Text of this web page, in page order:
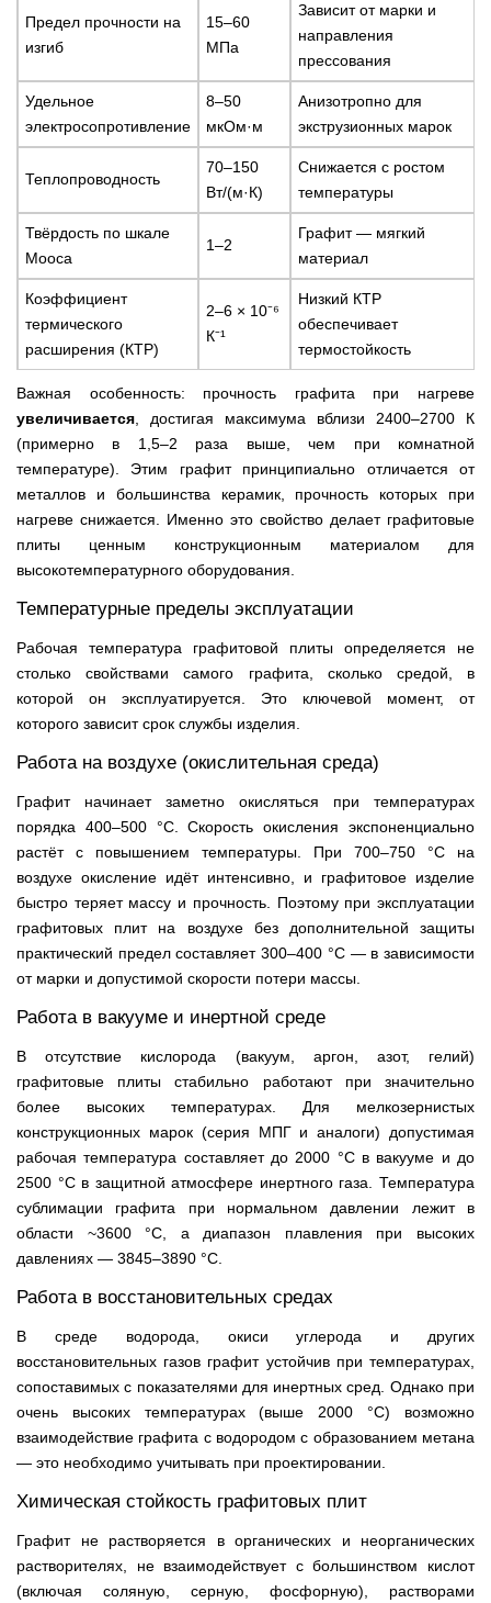
Предел прочности на
изгиб
15–60
МПа
Зависит от марки и
направления
прессования
Удельное
электросопротивление
8–50
мкОм·м
Анизотропно для
экструзионных марок
Теплопроводность
70–150
Вт/(м·К)
Снижается с ростом
температуры
Твёрдость по шкале
Мооса
1–2
Графит — мягкий
материал
Коэффициент
термического
расширения (КТР)
2–6 × 10⁻⁶
К⁻¹
Низкий КТР
обеспечивает
термостойкость
Важная особенность: прочность графита при нагреве
увеличивается , достигая максимума вблизи 2400–2700 К
(примерно в 1,5–2 раза выше, чем при комнатной
температуре). Этим графит принципиально отличается от
металлов и большинства керамик, прочность которых при
нагреве снижается. Именно это свойство делает графитовые
плиты ценным конструкционным материалом для
высокотемпературного оборудования.
Температурные пределы эксплуатации
Рабочая температура графитовой плиты определяется не
столько свойствами самого графита, сколько средой, в
которой он эксплуатируется. Это ключевой момент, от
которого зависит срок службы изделия.
Работа на воздухе (окислительная среда)
Графит начинает заметно окисляться при температурах
порядка 400–500 °C. Скорость окисления экспоненциально
растёт с повышением температуры. При 700–750 °C на
воздухе окисление идёт интенсивно, и графитовое изделие
быстро теряет массу и прочность. Поэтому при эксплуатации
графитовых плит на воздухе без дополнительной защиты
практический предел составляет 300–400 °C — в зависимости
от марки и допустимой скорости потери массы.
Работа в вакууме и инертной среде
В отсутствие кислорода (вакуум, аргон, азот, гелий)
графитовые плиты стабильно работают при значительно
более высоких температурах. Для мелкозернистых
конструкционных марок (серия МПГ и аналоги) допустимая
рабочая температура составляет до 2000 °C в вакууме и до
2500 °C в защитной атмосфере инертного газа. Температура
сублимации графита при нормальном давлении лежит в
области ~3600 °C, а диапазон плавления при высоких
давлениях — 3845–3890 °C.
Работа в восстановительных средах
В среде водорода, окиси углерода и других
восстановительных газов графит устойчив при температурах,
сопоставимых с показателями для инертных сред. Однако при
очень высоких температурах (выше 2000 °C) возможно
взаимодействие графита с водородом с образованием метана
— это необходимо учитывать при проектировании.
Химическая стойкость графитовых плит
Графит не растворяется в органических и неорганических
растворителях, не взаимодействует с большинством кислот
(включая соляную, серную, фосфорную), растворами